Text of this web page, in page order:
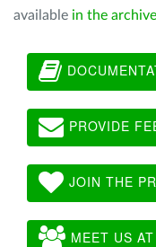
available in the archive
PROVIDE
JOIN THE
MEET US